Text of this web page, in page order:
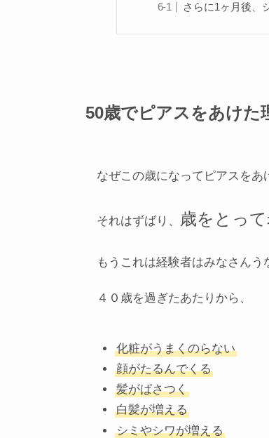
さらに1ヶ月後、
50歳でピアスをあけた
なぜこの歳になってピアスをあ
それはずばり、 歳をとっ
もうこれは経験者はみなさんう
４０歳を過ぎたあたりから、
化粧がうまくのらない
顔がたるんでくる
髪がぱさつく
白髪が増える
シミやシワが増える